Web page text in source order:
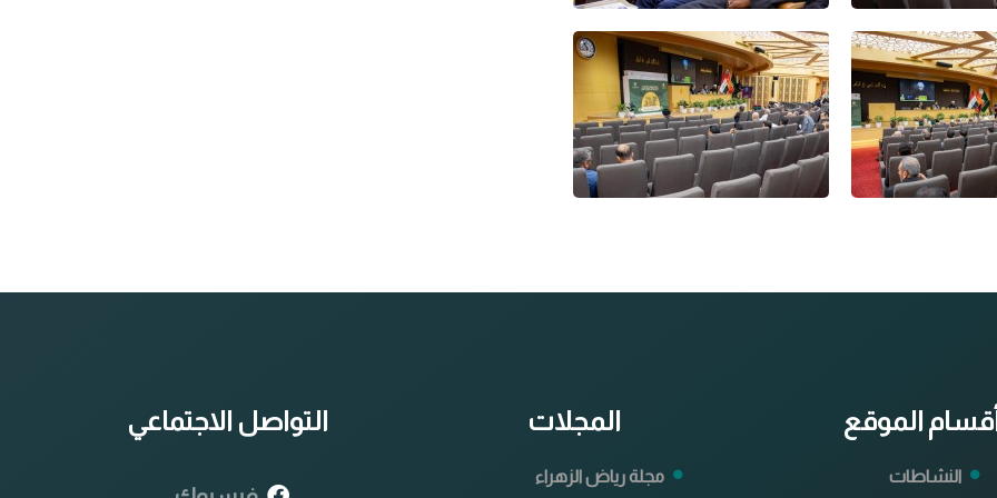
الموقع
النشاطات
المجلات
مجلة رياض الزهراء
التواصل الاجتماعي